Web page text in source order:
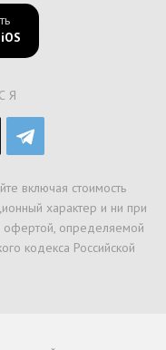
включая стоимость
характер и ни при
офертой, определяемой
кодекса Российской